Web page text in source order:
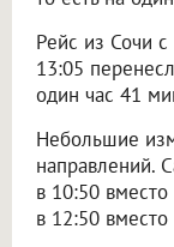
Рейс из Сочи
13:05
один час 41
Небольшие
направлений.
в 10:50
в 12:50 вместо